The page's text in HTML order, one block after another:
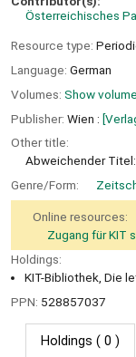
Österreichisches
Resource type:
Language: German
Volumes: Show
Publisher: Wien :
Other title:
Abweichender
Genre/Form:
Online resources:
Zugang für KIT
Holdings:
KIT-Bibliothek, Die
PPN: 528857037
Holdings ( 0 )